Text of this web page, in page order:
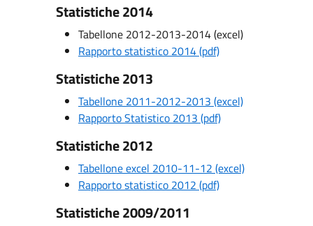
Statistiche 2014
Tabellone 2012-2013-2014 (excel)
Rapporto statistico 2014 (pdf)
Statistiche 2013
Tabellone 2011-2012-2013 (excel)
Rapporto Statistico 2013 (pdf)
Statistiche 2012
Tabellone excel 2010-11-12 (excel)
Rapporto statistico 2012 (pdf)
Statistiche 2009/2011